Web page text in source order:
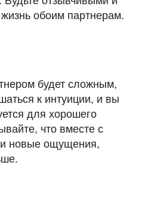
жизнь обоим партнерам.
будет сложным,
к интуиции, и вы
для хорошего
что вместе с
и новые ощущения,